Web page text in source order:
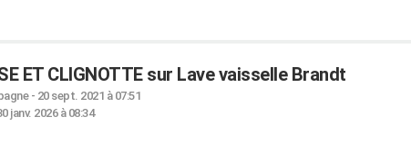
ET CLIGNOTTE sur Lave vaisselle Brandt
- 20 sept. 2021 à 07:51
janv. 2026 à 08:34